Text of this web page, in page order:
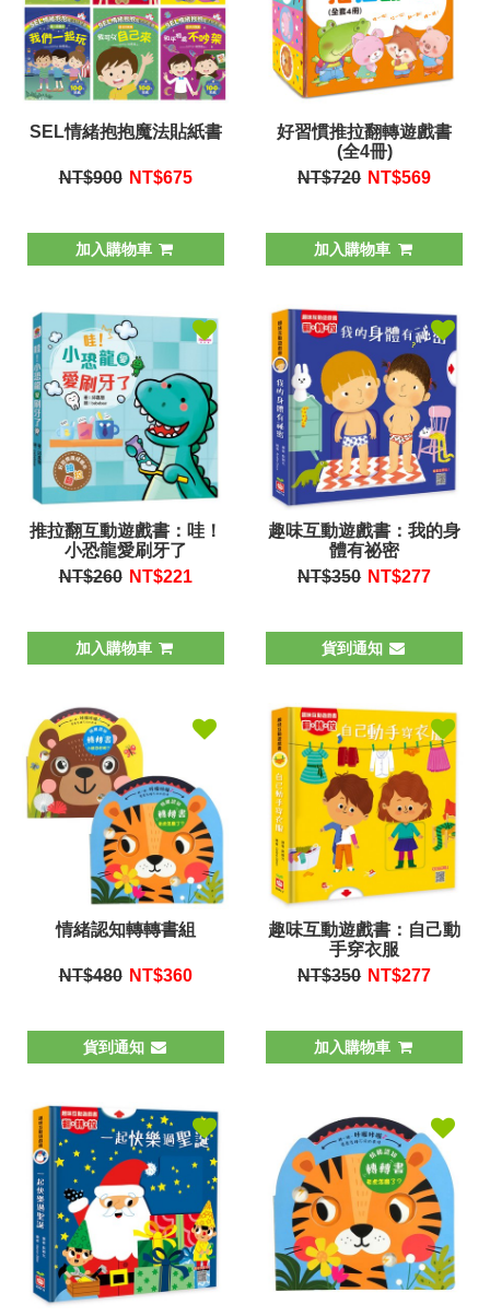
SEL情緒抱抱魔法貼紙書
NT$900 NT$675
加入購物車
好習慣推拉翻轉遊戲書
(全4冊)
NT$720 NT$569
加入購物車
推拉翻互動遊戲書：哇！
小恐龍愛刷牙了
NT$260 NT$221
加入購物車
趣味互動遊戲書：我的身
體有祕密
NT$350 NT$277
貨到通知
情緒認知轉轉書組
NT$480 NT$360
貨到通知
趣味互動遊戲書：自己動
手穿衣服
NT$350 NT$277
加入購物車